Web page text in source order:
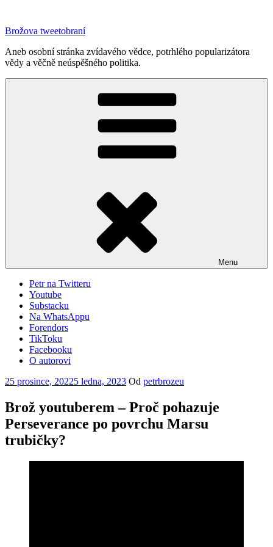
obsahu
Brožova tweetobraní
Aneb osobní stránka zvídavého vědce, potrhlého popularizátora
vědy a věčně neúspěšného politika.
Menu
Petr na Twitteru
Youtube
Substacku
Na WhatsAppu
Forendors
TikToku
Facebooku
O autorovi
Publikováno
25 prosince, 20225 ledna, 2023 Od petrbrozeu
Brož youtuberem – Proč pohazuje
Perseverance po povrchu Marsu
trubičky?